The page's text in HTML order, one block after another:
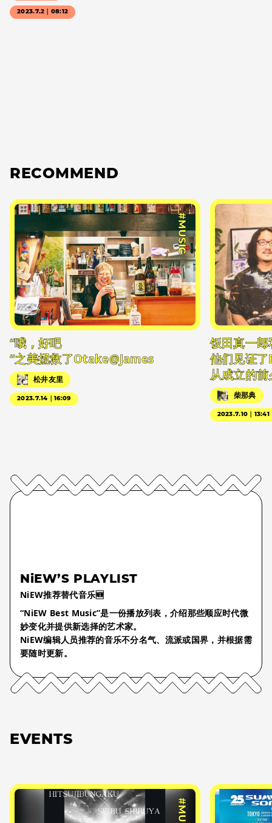
2023.7.2｜08:12
RECOMMEND
#MUSIC
“哦，好吧
“之美拯救了Otake@James
松井友里
2023.7.14｜16:09
饭田真一
他们见证
从成立的
柴那典
2023.7.10｜13:41
NiEW’S PLAYLIST
NiEW推荐替代音乐🆕
“NiEW Best Music”是一份播放列表，介绍那些顺应时代微
妙变化并提供新选择的艺术家。
NiEW编辑人员推荐的音乐不分名气、流派或国界，并根据需
要随时更新。
EVENTS